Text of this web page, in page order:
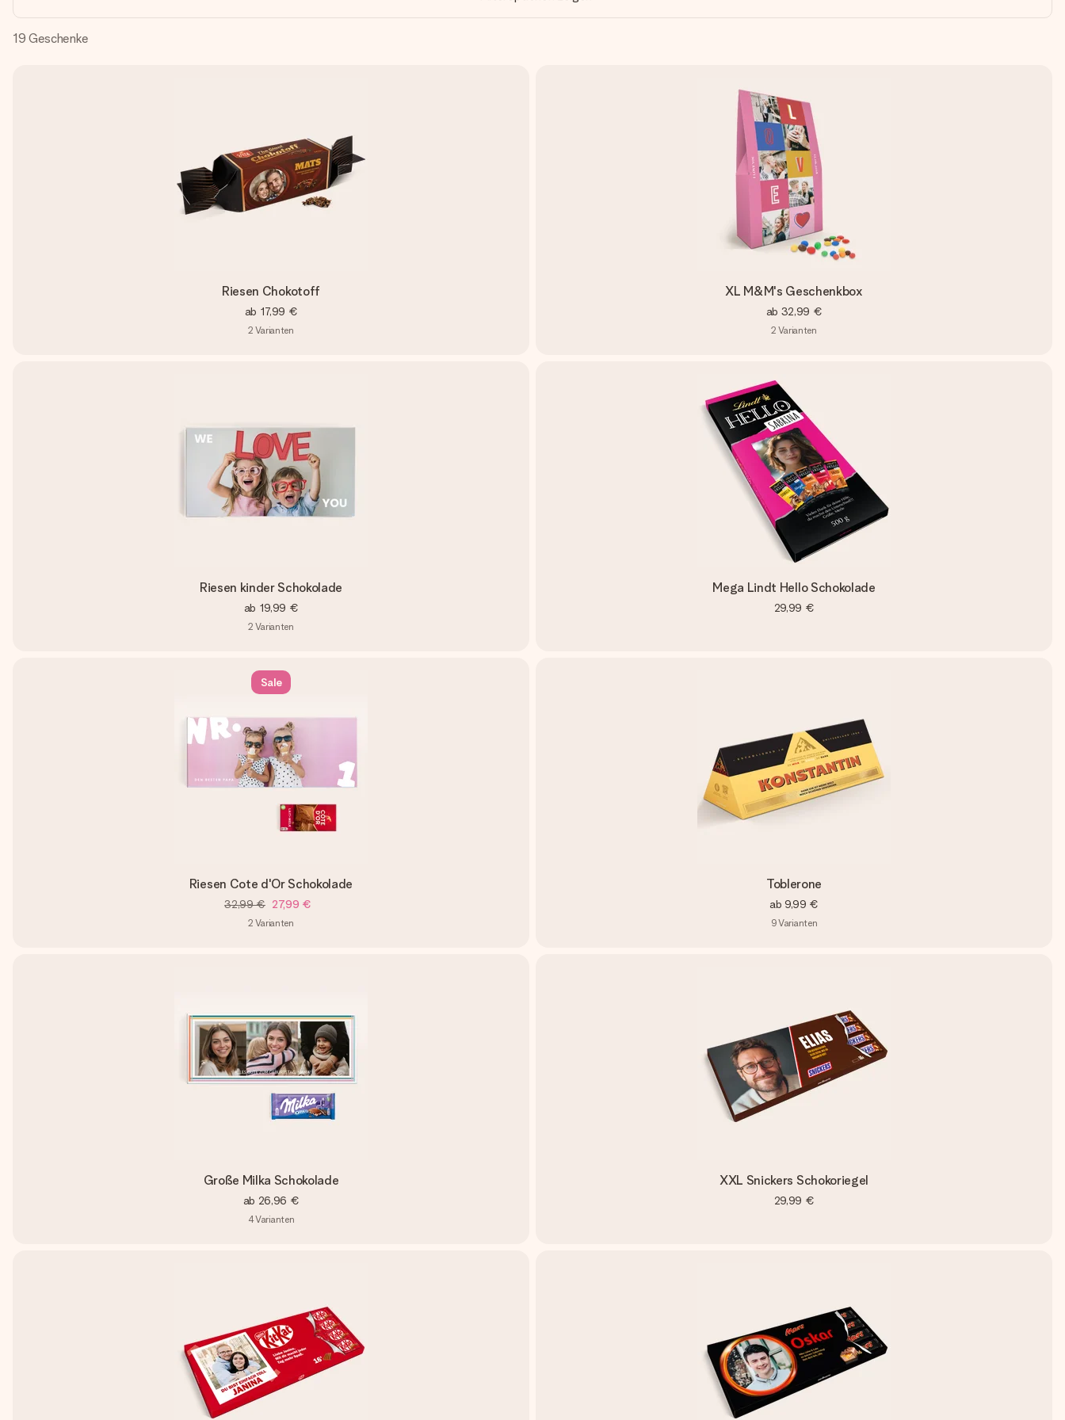
19 Geschenke
Riesen Chokotoff
ab 17,99 €
2 Varianten
XL M&M's Geschenkbox
ab 32,99 €
2 Varianten
Riesen kinder Schokolade
ab 19,99 €
2 Varianten
Mega Lindt Hello Schokolade
29,99 €
Sale
Riesen Cote d'Or Schokolade
32,99 € 27,99 €
2 Varianten
Toblerone
ab 9,99 €
9Varianten
Große Milka Schokolade
ab 26,96 €
4Varianten
XXL Snickers Schokoriegel
29,99 €